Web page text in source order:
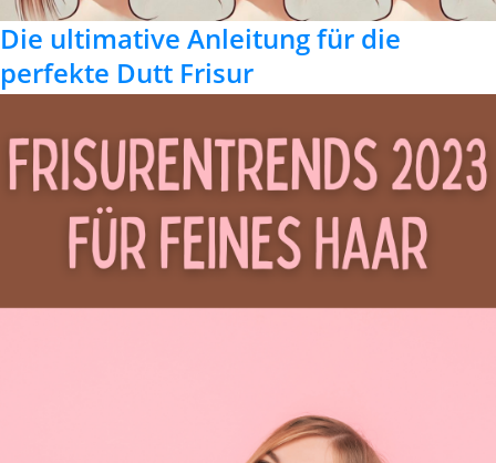
Die ultimative Anleitung für die
perfekte Dutt Frisur